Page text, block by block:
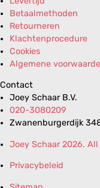
Betaalmethoden
Retourneren
Klachtenprocedure
Cookies
Algemene
Contact
Joey Schaar B.V.
020-3080209
Zwanenburgerdijk
Joey Schaar 2026.
Privacybeleid